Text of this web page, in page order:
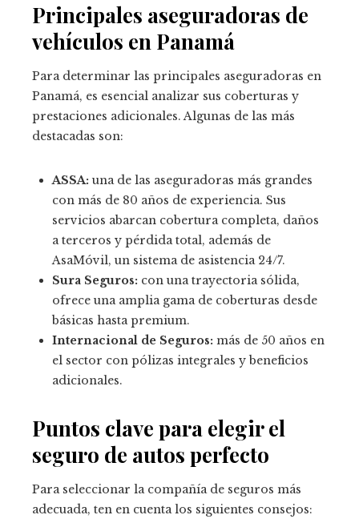
Principales aseguradoras de
vehículos en Panamá
Para determinar las principales aseguradoras en
Panamá, es esencial analizar sus coberturas y
prestaciones adicionales. Algunas de las más
destacadas son:
ASSA: una de las aseguradoras más grandes
con más de 80 años de experiencia. Sus
servicios abarcan cobertura completa, daños
a terceros y pérdida total, además de
AsaMóvil, un sistema de asistencia 24/7.
Sura Seguros: con una trayectoria sólida,
ofrece una amplia gama de coberturas desde
básicas hasta premium.
Internacional de Seguros: más de 50 años en
el sector con pólizas integrales y beneficios
adicionales.
Puntos clave para elegir el
seguro de autos perfecto
Para seleccionar la compañía de seguros más
adecuada, ten en cuenta los siguientes consejos: